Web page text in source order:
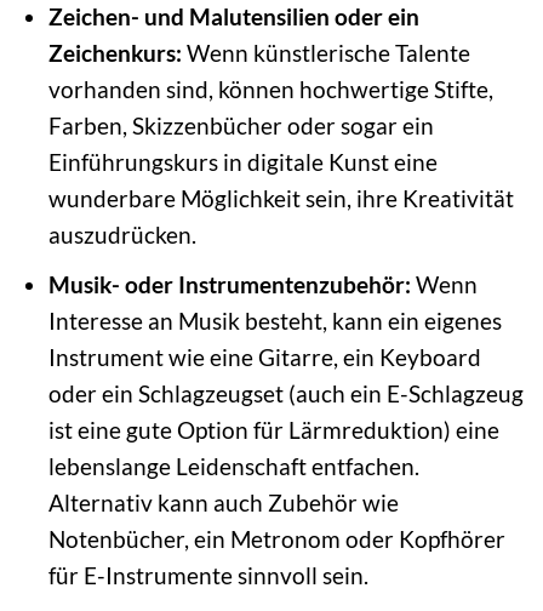
Zeichen- und Malutensilien oder ein
Zeichenkurs: Wenn künstlerische Talente
vorhanden sind, können hochwertige Stifte,
Farben, Skizzenbücher oder sogar ein
Einführungskurs in digitale Kunst eine
wunderbare Möglichkeit sein, ihre Kreativität
auszudrücken.
Musik- oder Instrumentenzubehör: Wenn
Interesse an Musik besteht, kann ein eigenes
Instrument wie eine Gitarre, ein Keyboard
oder ein Schlagzeugset (auch ein E-Schlagzeug
ist eine gute Option für Lärmreduktion) eine
lebenslange Leidenschaft entfachen.
Alternativ kann auch Zubehör wie
Notenbücher, ein Metronom oder Kopfhörer
für E-Instrumente sinnvoll sein.